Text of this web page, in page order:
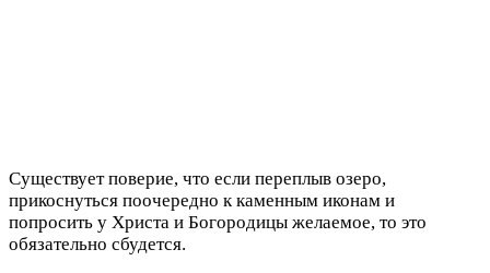
Существует поверие, что если переплыв озеро,
прикоснуться поочередно к каменным иконам и
попросить у Христа и Богородицы желаемое, то это
обязательно сбудется.